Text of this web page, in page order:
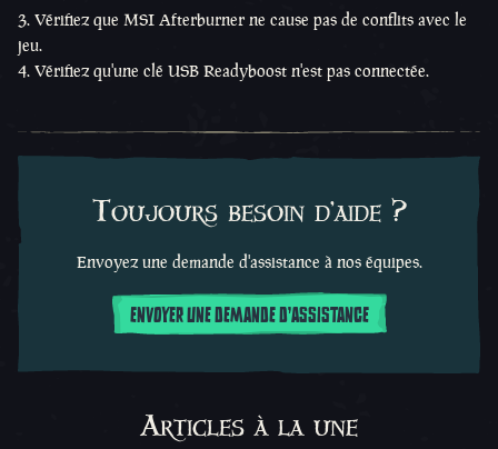
Vérifiez que MSI Afterburner ne cause pas de conflits avec le
jeu.
Vérifiez qu'une clé USB Readyboost n'est pas connectée.
Toujours besoin d'aide ?
Envoyez une demande d'assistance à nos équipes.
ENVOYER UNE DEMANDE D'ASSISTANCE
Articles à la une